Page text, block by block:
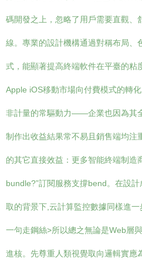
碼開發之上，忽略了用戶需要直觀、
線。專業的設計機構通過對稱布局、
式，能顯著提高終端軟件在平臺的粘
Apple iOS移動市場向付費模式的轉
非計量的常驅動力——企業也因為其
制作出收益結果常不易且銷售端均注
的其它直接效益：更多智能終端制造
bundle?”訂閱服務支撐bend。在設
取的背景下,云計算監控數據同樣進
一句走鋼絲>所以總之無論是Web層
進核。先尊重人類視覺取向邏輯實應